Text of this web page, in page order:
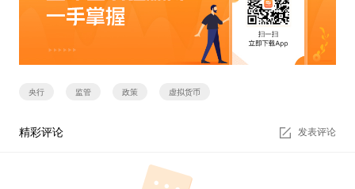
央行 监管 政策 虚拟货币
精彩评论 发表评论